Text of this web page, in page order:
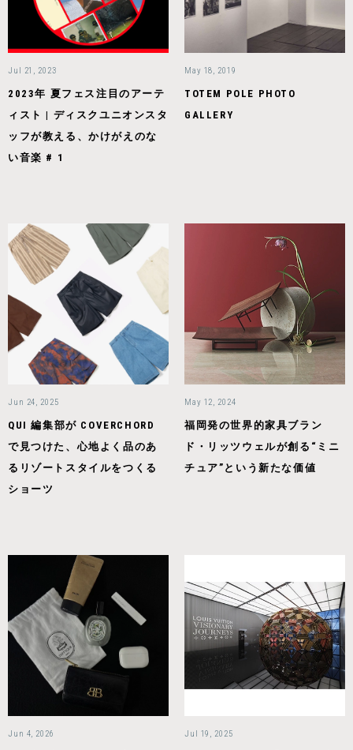
Jul 21, 2023
2023年 夏フェス注目のアーテ
ィスト | ディスクユニオンスタ
ッフが教える、かけがえのな
い音楽 # 1
May 18, 2019
TOTEM POLE PHOTO
GALLERY
Jun 24, 2025
QUI 編集部が COVERCHORD
で見つけた、心地よく品のあ
るリゾートスタイルをつくる
ショーツ
May 12, 2024
福岡発の世界的家具ブラン
ド・リッツウェルが創る“ミニ
チュア”という新たな価値
Jun 4, 2026 Jul 19, 2025